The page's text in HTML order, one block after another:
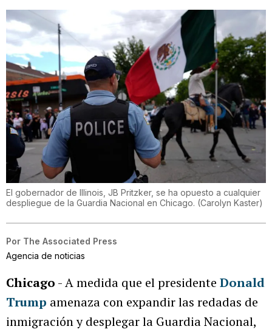
El gobernador de Illinois, JB Pritzker, se ha opuesto a cualquier
despliegue de la Guardia Nacional en Chicago. (Carolyn Kaster)
Por The Associated Press
Agencia de noticias
Chicago - A medida que el presidente Donald
Trump amenaza con expandir las redadas de
inmigración y desplegar la Guardia Nacional,